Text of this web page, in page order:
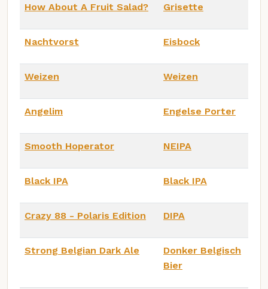
How About A Fruit Salad? Grisette
Nachtvorst Eisbock
Weizen Weizen
Angelim Engelse Porter
Smooth Hoperator NEIPA
Black IPA Black IPA
Crazy 88 - Polaris Edition DIPA
Strong Belgian Dark Ale
Donker Belgisch
Bier